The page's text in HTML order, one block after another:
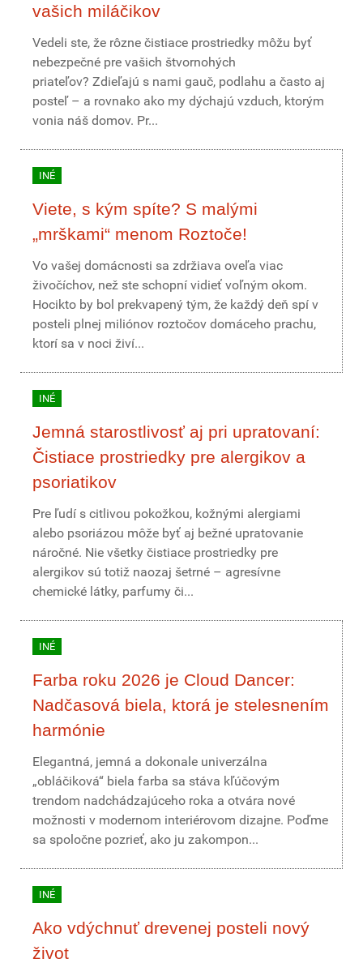
vašich miláčikov
Vedeli ste, že rôzne čistiace prostriedky môžu byť
nebezpečné pre vašich štvornohých
priateľov? Zdieľajú s nami gauč, podlahu a často aj
posteľ – a rovnako ako my dýchajú vzduch, ktorým
vonia náš domov. Pr...
INÉ
Viete, s kým spíte? S malými
„mrškami“ menom Roztoče!
Vo vašej domácnosti sa zdržiava oveľa viac
živočíchov, než ste schopní vidieť voľným okom.
Hocikto by bol prekvapený tým, že každý deň spí v
posteli plnej miliónov roztočov domáceho prachu,
ktorí sa v noci živí...
INÉ
Jemná starostlivosť aj pri upratovaní:
Čistiace prostriedky pre alergikov a
psoriatikov
Pre ľudí s citlivou pokožkou, kožnými alergiami
alebo psoriázou môže byť aj bežné upratovanie
náročné. Nie všetky čistiace prostriedky pre
alergikov sú totiž naozaj šetrné – agresívne
chemické látky, parfumy či...
INÉ
Farba roku 2026 je Cloud Dancer:
Nadčasová biela, ktorá je stelesnením
harmónie
Elegantná, jemná a dokonale univerzálna
„obláčiková“ biela farba sa stáva kľúčovým
trendom nadchádzajúceho roka a otvára nové
možnosti v modernom interiérovom dizajne. Poďme
sa spoločne pozrieť, ako ju zakompon...
INÉ
Ako vdýchnuť drevenej posteli nový
život